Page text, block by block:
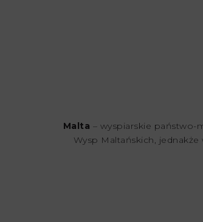
Malta – wyspiarskie państwo-
Wysp Maltańskich,